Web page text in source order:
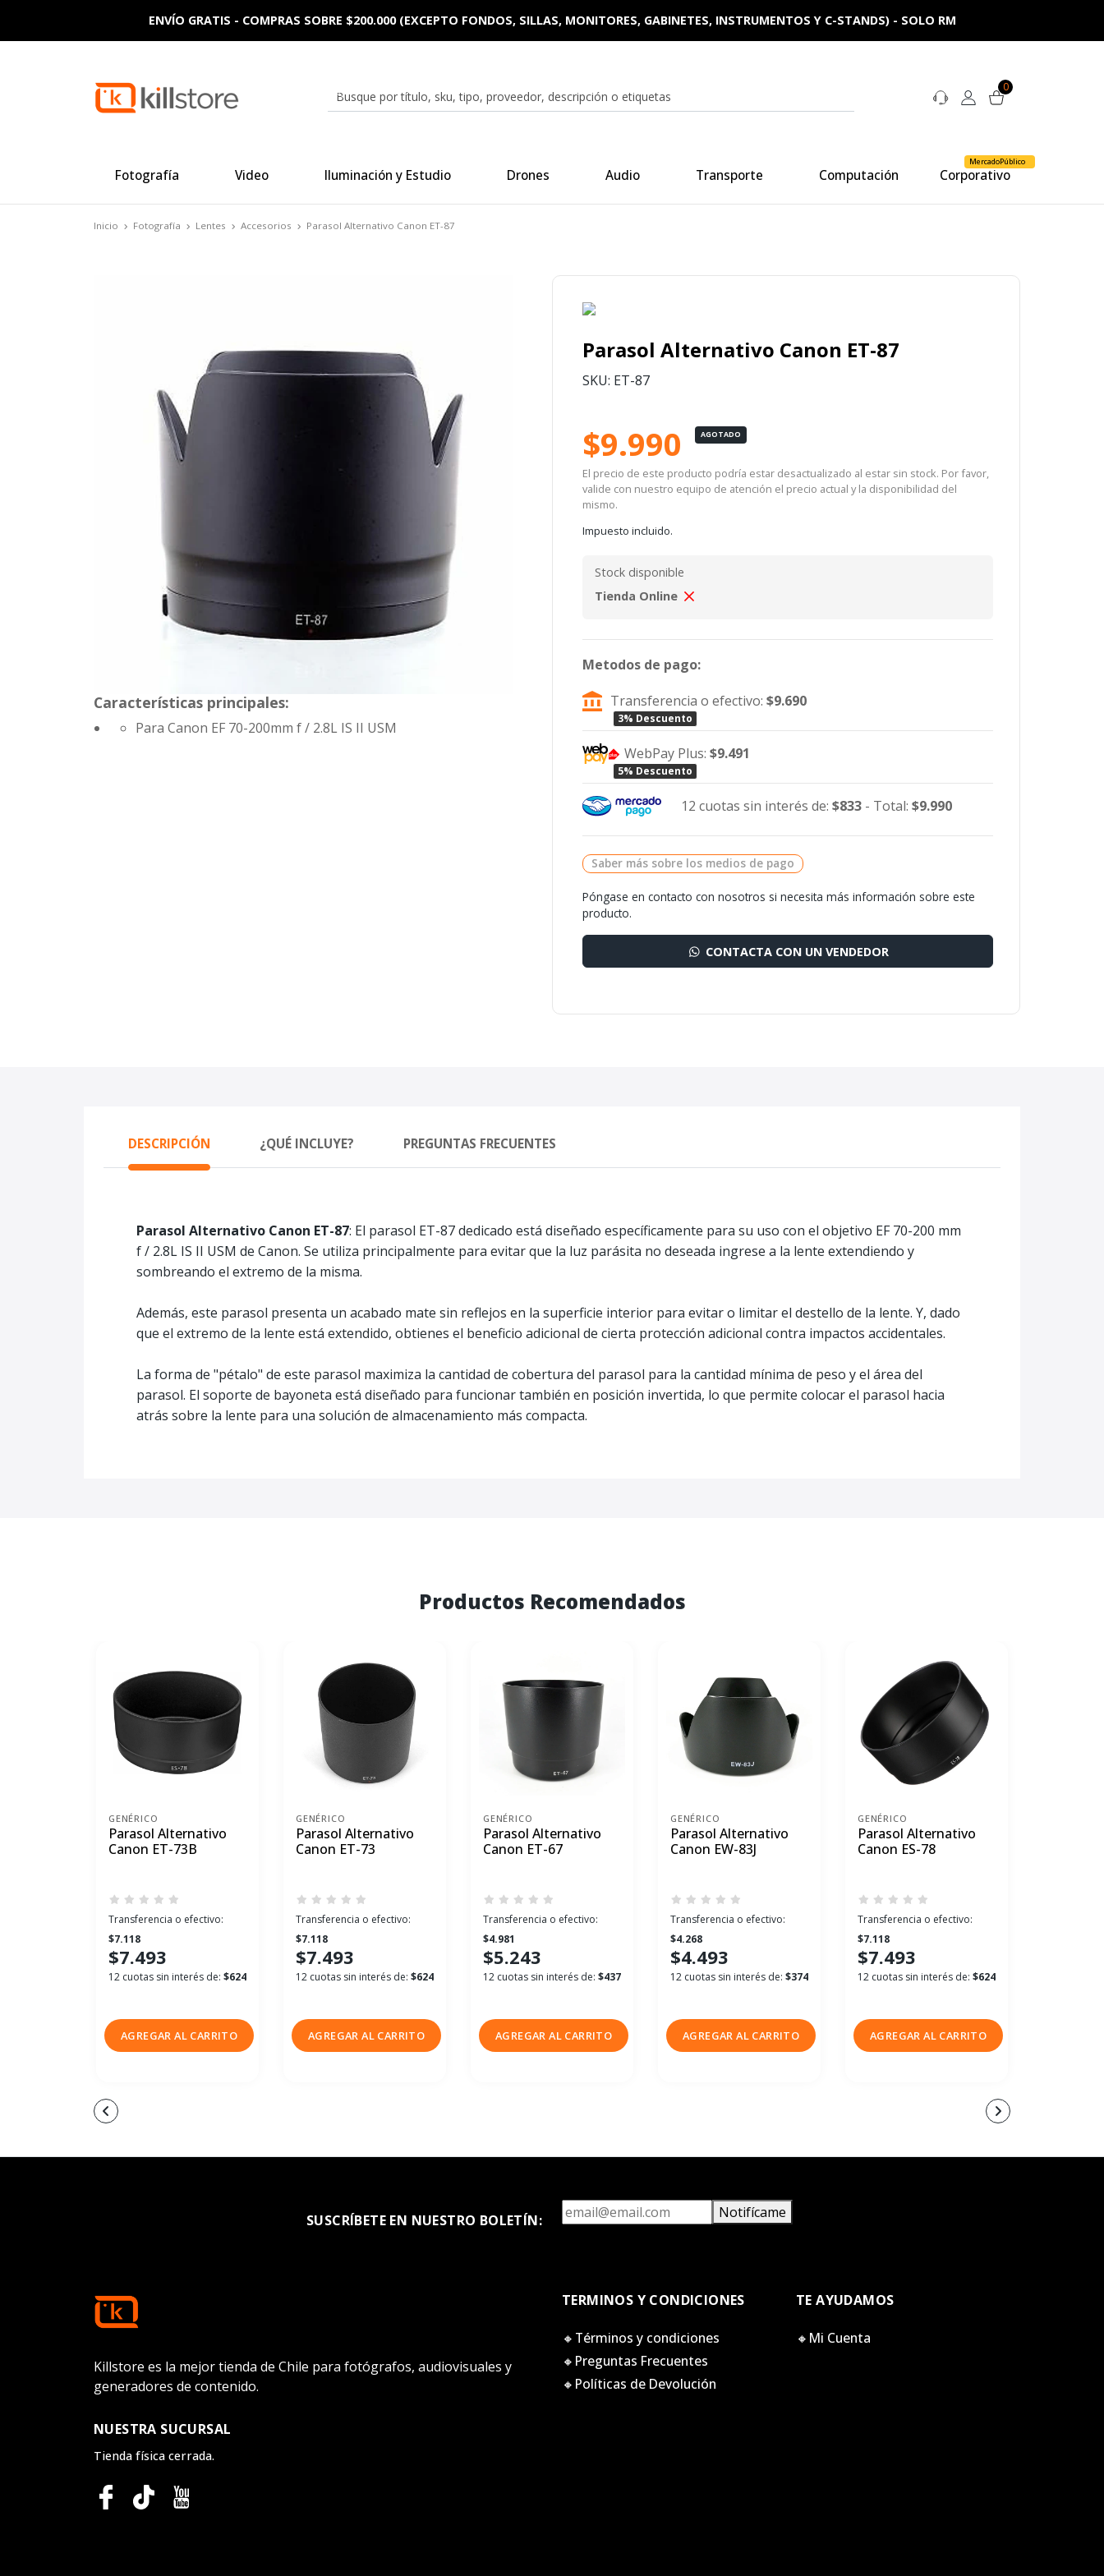
0
Fotografía Video Iluminación y Estudio Drones Audio Transporte Computación Corporativo
MercadoPúblico
ENVÍO GRATIS - COMPRAS SOBRE $200.000 (EXCEPTO FONDOS, SILLAS, MONITORES, GABINETES, INSTRUMENTOS Y C-STANDS) - SOLO RM
Inicio Fotografía Lentes Accesorios Parasol Alternativo Canon ET-87
Características principales:
Para Canon EF 70-200mm f / 2.8L IS II USM
Parasol Alternativo Canon ET-87
SKU: ET-87
$9.990 AGOTADO
El precio de este producto podría estar desactualizado al estar sin stock. Por favor,
valide con nuestro equipo de atención el precio actual y la disponibilidad del
mismo.
Impuesto incluido.
Stock disponible
Tienda Online
Metodos de pago:
Transferencia o efectivo:$9.690
3% Descuento
WebPay Plus:$9.491
5% Descuento
12 cuotas sin interés de: $833- Total: $9.990
Saber más sobre los medios de pago
Póngase en contacto con nosotros si necesita más información sobre este
producto.
CONTACTA CON UN VENDEDOR
DESCRIPCIÓN ¿QUÉ INCLUYE? PREGUNTAS FRECUENTES
Parasol Alternativo Canon ET-87: El parasol ET-87 dedicado está diseñado específicamente para su uso con el objetivo EF 70-200 mm
f / 2.8L IS II USM de Canon. Se utiliza principalmente para evitar que la luz parásita no deseada ingrese a la lente extendiendo y
sombreando el extremo de la misma.
Además, este parasol presenta un acabado mate sin reflejos en la superficie interior para evitar o limitar el destello de la lente. Y, dado
que el extremo de la lente está extendido, obtienes el beneficio adicional de cierta protección adicional contra impactos accidentales.
La forma de "pétalo" de este parasol maximiza la cantidad de cobertura del parasol para la cantidad mínima de peso y el área del
parasol. El soporte de bayoneta está diseñado para funcionar también en posición invertida, lo que permite colocar el parasol hacia
atrás sobre la lente para una solución de almacenamiento más compacta.
Productos Recomendados
GENÉRICO
Parasol Alternativo
Canon ET-73B
Transferencia o efectivo:
$7.118
$7.493
12 cuotas sin interés de: $624
AGREGAR AL CARRITO
GENÉRICO
Parasol Alternativo
Canon ET-73
Transferencia o efectivo:
$7.118
$7.493
12 cuotas sin interés de: $624
AGREGAR AL CARRITO
GENÉRICO
Parasol Alternativo
Canon ET-67
Transferencia o efectivo:
$4.981
$5.243
12 cuotas sin interés de: $437
AGREGAR AL CARRITO
GENÉRICO
Parasol Alternativo
Canon EW-83J
Transferencia o efectivo:
$4.268
$4.493
12 cuotas sin interés de: $374
AGREGAR AL CARRITO
GENÉRICO
Parasol Alternativo
Canon ES-78
Transferencia o efectivo:
$7.118
$7.493
12 cuotas sin interés de: $624
AGREGAR AL CARRITO
SUSCRÍBETE EN NUESTRO BOLETÍN: Notifícame
Killstore es la mejor tienda de Chile para fotógrafos, audiovisuales y
generadores de contenido.
NUESTRA SUCURSAL
Tienda física cerrada.
TERMINOS Y CONDICIONES
🔸Términos y condiciones
🔸Preguntas Frecuentes
🔸Políticas de Devolución
TE AYUDAMOS
🔸Mi Cuenta